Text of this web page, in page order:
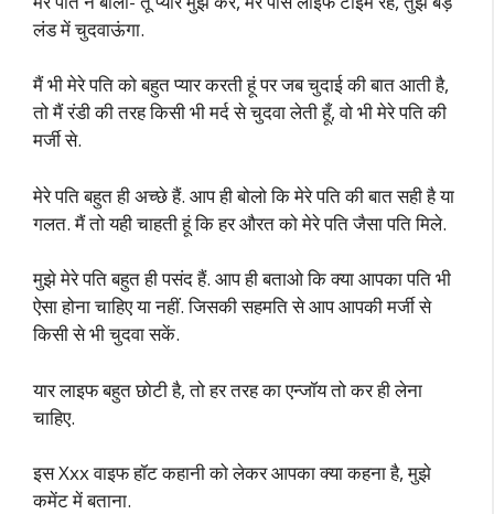
लंड में चुदवाऊंगा.
मैं भी मेरे पति को बहुत प्यार करती हूं पर जब चुदाई की बात आती है,
तो मैं रंडी की तरह किसी भी मर्द से चुदवा लेती हूँ, वो भी मेरे पति की
मर्जी से.
मेरे पति बहुत ही अच्छे हैं. आप ही बोलो कि मेरे पति की बात सही है या
गलत. मैं तो यही चाहती हूं कि हर औरत को मेरे पति जैसा पति मिले.
मुझे मेरे पति बहुत ही पसंद हैं. आप ही बताओ कि क्या आपका पति भी
ऐसा होना चाहिए या नहीं. जिसकी सहमति से आप आपकी मर्जी से
किसी से भी चुदवा सकें.
यार लाइफ बहुत छोटी है, तो हर तरह का एन्जॉय तो कर ही लेना
चाहिए.
इस Xxx वाइफ हॉट कहानी को लेकर आपका क्या कहना है, मुझे
कमेंट में बताना.